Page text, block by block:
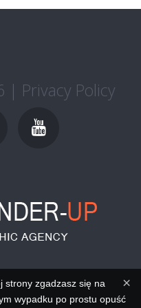
| Privacy Policy
×
strony zgadzasz się na
wypadku po prostu opuść